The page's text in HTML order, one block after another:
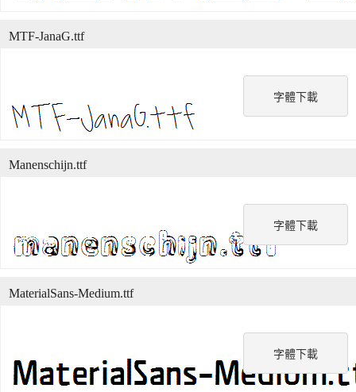
字體下載
MTF-JanaG.ttf
字體下載
Manenschijn.ttf
字體下載
MaterialSans-Medium.ttf